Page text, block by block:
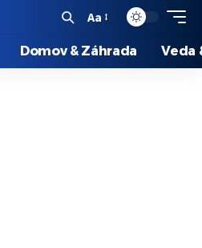
Aa
Domov & Záhrada Veda